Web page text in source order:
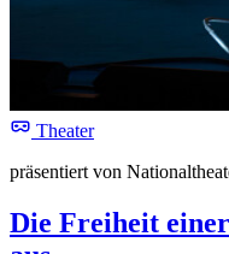
Theater
präsentiert von
Die Freiheit